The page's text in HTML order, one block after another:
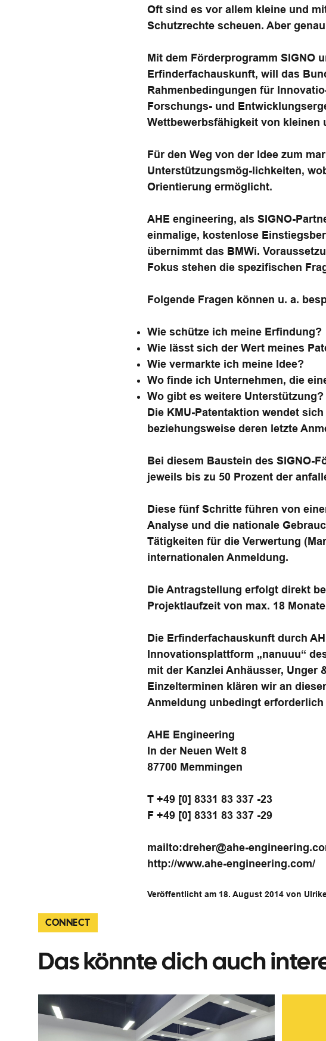
Oft sind es vor allem kleine und
Schutzrechte scheuen. Aber
Mit dem Förderprogramm SIGNO
Erfinderfachauskunft, will das
Rahmenbedingungen für
Forschungs- und
Wettbewerbsfähigkeit von kleinen
Für den Weg von der Idee zum
Unterstützungsmög-lichkeiten,
Orientierung ermöglicht.
AHE engineering, als SIGNO-
einmalige, kostenlose
übernimmt das BMWi.
Fokus stehen die spezifischen
Folgende Fragen können u. a.
Wie schütze ich meine Erfindung?
Wie lässt sich der Wert meines
Wie vermarkte ich meine Idee?
Wo finde ich Unternehmen, die
Wo gibt es weitere Unterstützung?
Die KMU-Patentaktion wendet
beziehungsweise deren letzte
Bei diesem Baustein des SIGNO-
jeweils bis zu 50 Prozent der
Diese fünf Schritte führen von
Analyse und die nationale
Tätigkeiten für die Verwertung
internationalen Anmeldung.
Die Antragstellung erfolgt direkt
Projektlaufzeit von max. 18
Die Erfinderfachauskunft durch
Innovationsplattform „nanuuu“
mit der Kanzlei Anhäusser, Unger
Einzelterminen klären wir an
Anmeldung unbedingt
AHE Engineering
In der Neuen Welt 8
87700 Memmingen
T +49 [0] 8331 83 337 -23
F +49 [0] 8331 83 337 -29
mailto:dreher@ahe-
http://www.ahe-engineering.com/
Veröffentlicht am 18. August 2014 von
CONNECT
Das könnte dich auch